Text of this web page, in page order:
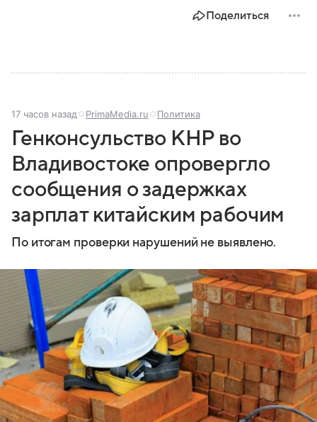
Поделиться
17 часов назад PrimaMedia.ru Политика
Генконсульство КНР во
Владивостоке опровергло
сообщения о задержках
зарплат китайским рабочим
По итогам проверки нарушений не выявлено.